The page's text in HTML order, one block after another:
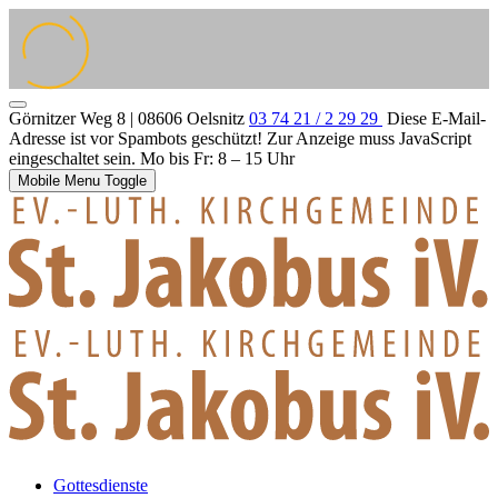
Görnitzer Weg 8 | 08606 Oelsnitz 03 74 21 / 2 29 29 Diese E-Mail-
Adresse ist vor Spambots geschützt! Zur Anzeige muss JavaScript
eingeschaltet sein. Mo bis Fr: 8 – 15 Uhr
Mobile Menu Toggle
Gottesdienste